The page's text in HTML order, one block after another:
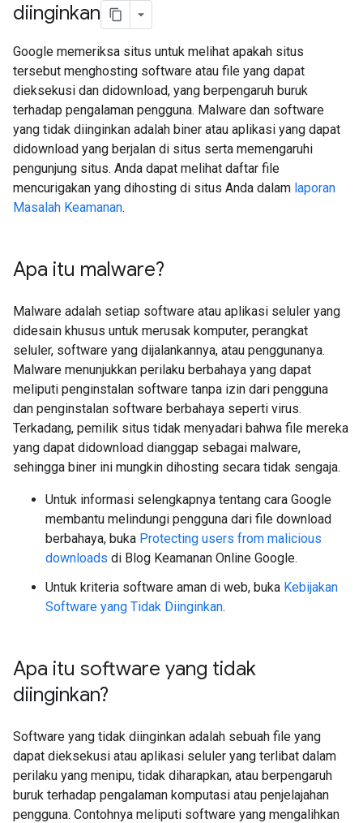
diinginkan
Google memeriksa situs untuk melihat apakah situs
tersebut menghosting software atau file yang dapat
dieksekusi dan didownload, yang berpengaruh buruk
terhadap pengalaman pengguna. Malware dan software
yang tidak diinginkan adalah biner atau aplikasi yang dapat
didownload yang berjalan di situs serta memengaruhi
pengunjung situs. Anda dapat melihat daftar file
mencurigakan yang dihosting di situs Anda dalam laporan
Masalah Keamanan.
Apa itu malware?
Malware adalah setiap software atau aplikasi seluler yang
didesain khusus untuk merusak komputer, perangkat
seluler, software yang dijalankannya, atau penggunanya.
Malware menunjukkan perilaku berbahaya yang dapat
meliputi penginstalan software tanpa izin dari pengguna
dan penginstalan software berbahaya seperti virus.
Terkadang, pemilik situs tidak menyadari bahwa file mereka
yang dapat didownload dianggap sebagai malware,
sehingga biner ini mungkin dihosting secara tidak sengaja.
Untuk informasi selengkapnya tentang cara Google
membantu melindungi pengguna dari file download
berbahaya, buka Protecting users from malicious
downloads di Blog Keamanan Online Google.
Untuk kriteria software aman di web, buka Kebijakan
Software yang Tidak Diinginkan.
Apa itu software yang tidak
diinginkan?
Software yang tidak diinginkan adalah sebuah file yang
dapat dieksekusi atau aplikasi seluler yang terlibat dalam
perilaku yang menipu, tidak diharapkan, atau berpengaruh
buruk terhadap pengalaman komputasi atau penjelajahan
pengguna. Contohnya meliputi software yang mengalihkan